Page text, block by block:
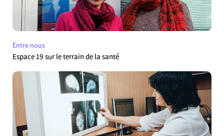
Entre nous
Espace 19 sur le terrain de la santé